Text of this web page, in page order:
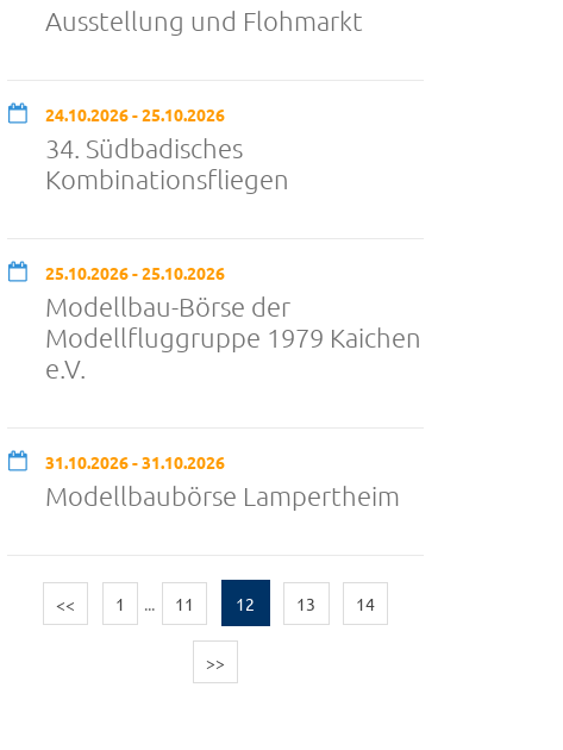
Ausstellung und Flohmarkt
24.10.2026 - 25.10.2026
34. Südbadisches
Kombinationsfliegen
25.10.2026 - 25.10.2026
Modellbau-Börse der
Modellfluggruppe 1979 Kaichen
e.V.
31.10.2026 - 31.10.2026
Modellbaubörse Lampertheim
<< 1 ... 11 12 13 14
>>